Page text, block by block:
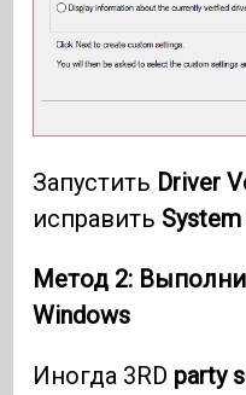
Запустить Driver
исправить
Метод 2:
Windows
Иногда 3RD party